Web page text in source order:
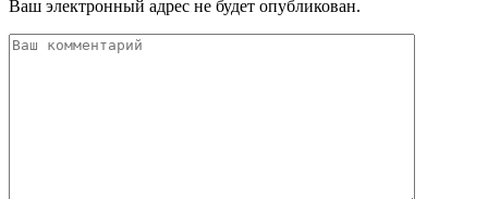
Ваш электронный адрес не будет опубликован.